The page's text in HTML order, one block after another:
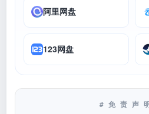
阿里网盘
123网盘
#免责声